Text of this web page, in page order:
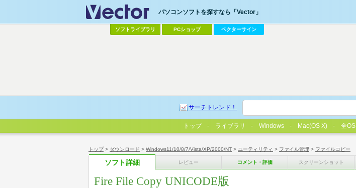
トップ> ダウンロード > Windows11/10/8/7/Vista/XP/2000/NT > ユーティリティ > ファイル管理 > ファイルコピー
ソフト詳細 レビュー コメント・評価 スクリーンショット
Fire File Copy UNICODE版
パソコンソフトを探すなら「Vector」
ソフトライブラリ PCショップ ベクターサイン
サーチトレンド！
トップ ライブラリ Windows Mac(OS X) 全OS